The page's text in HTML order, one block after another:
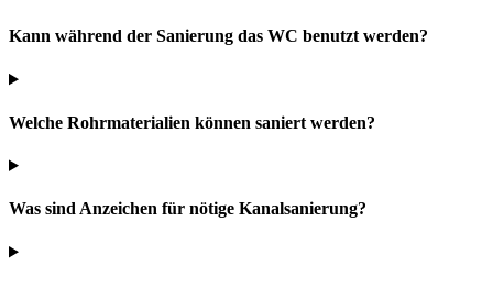
Kann während der Sanierung das WC benutzt werden?
Welche Rohrmaterialien können saniert werden?
Was sind Anzeichen für nötige Kanalsanierung?